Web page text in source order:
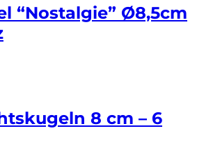
mehrere
Varianten
Produktseite
gewählt
“Nostalgie” Ø8,5cm
8 cm – 6